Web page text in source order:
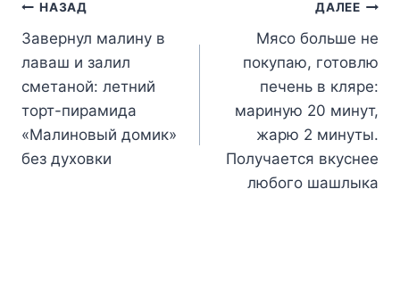
Навигация
по
записям
НАЗАД
Завернул малину в
лаваш и залил
сметаной: летний
торт-пирамида
«Малиновый домик»
без духовки
ДАЛЕЕ
Мясо больше не
покупаю, готовлю
печень в кляре:
мариную 20 минут,
жарю 2 минуты.
Получается вкуснее
любого шашлыка